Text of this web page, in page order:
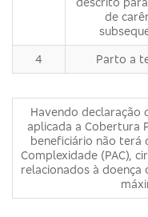
de
4 Parto a
Havendo declaração
aplicada a Cobertura
beneficiário não terá
Complexidade (PAC),
relacionados à